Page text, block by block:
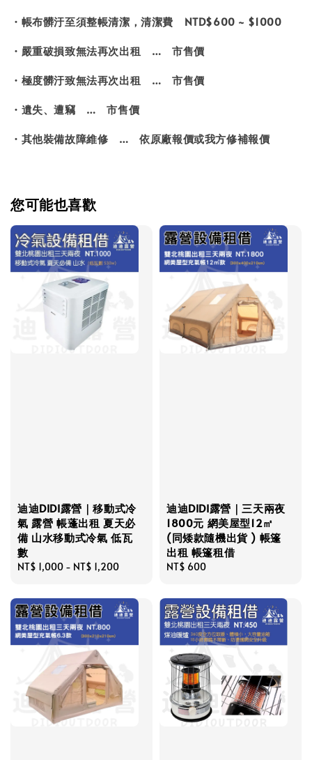
・帳布髒汙至須整帳清潔，清潔費 NTD$600 ~ $1000
・嚴重破損致無法再次出租 … 市售價
・極度髒汙致無法再次出租 … 市售價
・遺失、遭竊 … 市售價
・其他裝備故障維修 … 依原廠報價或我方修補報價
您可能也喜歡
迪迪DIDI露營｜移動式冷
氣 露營 帳蓬出租 夏天必
備 山水移動式冷氣 低瓦
數
Regular
NT$ 1,000 - NT$ 1,200
迪迪DIDI露營｜三天兩夜
1800元 網美屋型12㎡
(同矮款隨機出貨 ) 帳篷
出租 帳篷租借
Regular
NT$ 600